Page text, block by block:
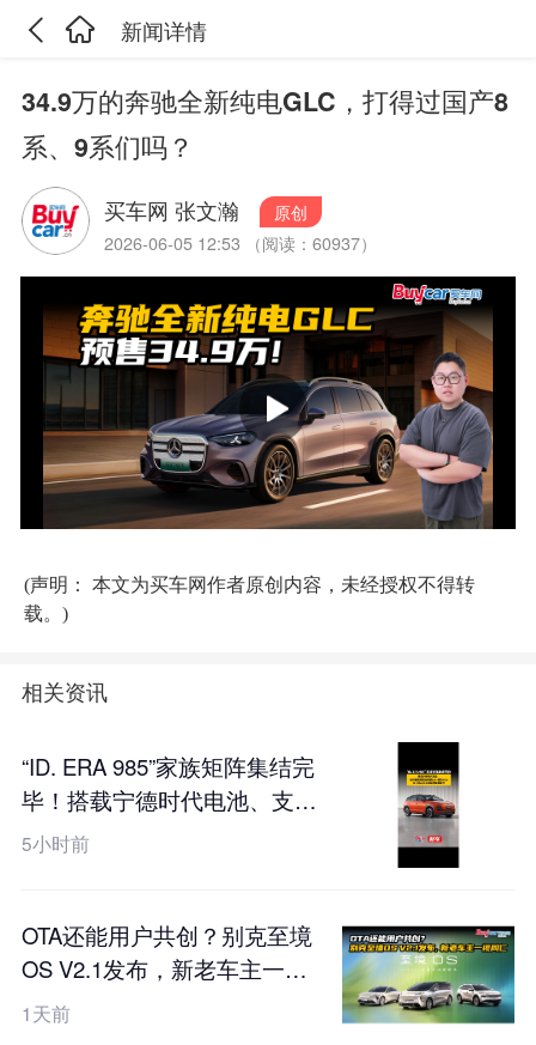
新闻详情
34.9万的奔驰全新纯电GLC，打得过国产8
系、9系们吗？
买车网 张文瀚
原创
2026-06-05 12:53 （阅读：60937）
(声明： 本文为买车网作者原创内容，未经授权不得转
载。)
相关资讯
“ID. ERA 985”家族矩阵集结完
毕！搭载宁德时代电池、支持
真端到端全场景L2++城市
5小时前
OTA还能用户共创？别克至境
OS V2.1发布，新老车主一视
同仁
1天前